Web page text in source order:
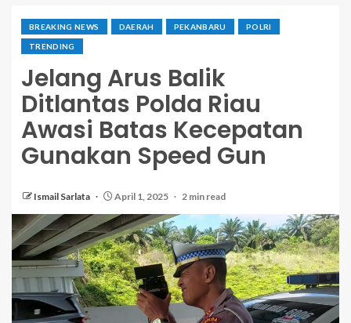
BREAKING NEWS DAERAH PEKANBARU POLRI
TRENDING
Jelang Arus Balik
Ditlantas Polda Riau
Awasi Batas Kecepatan
Gunakan Speed Gun
Ismail Sarlata April 1, 2025 2 min read